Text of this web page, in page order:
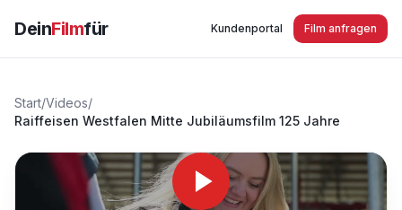
DeinFilmfür Kundenportal Film anfragen
Start/Videos/
Raiffeisen Westfalen Mitte Jubiläumsfilm 125 Jahre